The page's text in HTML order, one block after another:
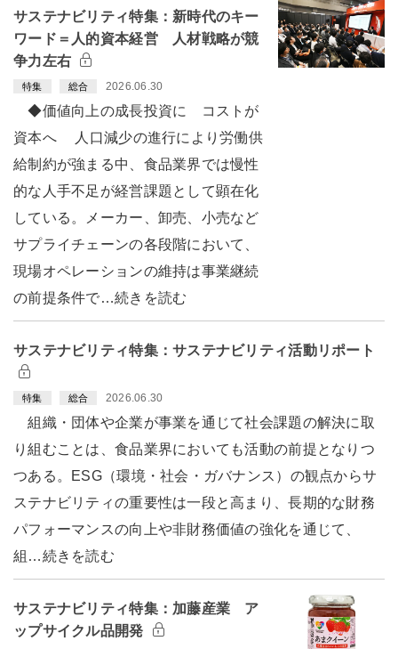
サステナビリティ特集：新時代のキー
ワード＝人的資本経営 人材戦略が競
争力左右
特集 総合 2026.06.30
◆価値向上の成長投資に コストが
資本へ 人口減少の進行により労働供
給制約が強まる中、食品業界では慢性
的な人手不足が経営課題として顕在化
している。メーカー、卸売、小売など
サプライチェーンの各段階において、
現場オペレーションの維持は事業継続
の前提条件で…続きを読む
サステナビリティ特集：サステナビリティ活動リポート
特集 総合 2026.06.30
組織・団体や企業が事業を通じて社会課題の解決に取
り組むことは、食品業界においても活動の前提となりつ
つある。ESG（環境・社会・ガバナンス）の観点からサ
ステナビリティの重要性は一段と高まり、長期的な財務
パフォーマンスの向上や非財務価値の強化を通じて、
組…続きを読む
サステナビリティ特集：加藤産業 ア
ップサイクル品開発